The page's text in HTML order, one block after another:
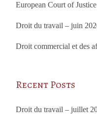
European Court of
Droit du travail – juin
Droit commercial et des
Recent Posts
Droit du travail – juillet